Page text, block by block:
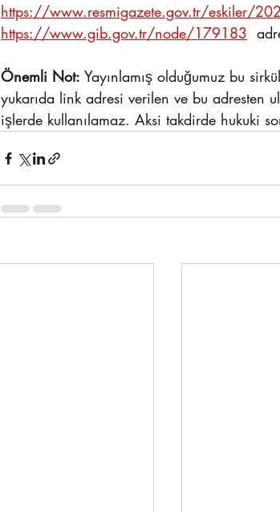
https://www.resmigazete.gov.tr/eskiler/
https://www.gib.gov.tr/node/179183
Önemli Not: Yayınlamış olduğumuz bu
yukarıda link adresi verilen ve bu adresten
işlerde kullanılamaz. Aksi takdirde hukuki